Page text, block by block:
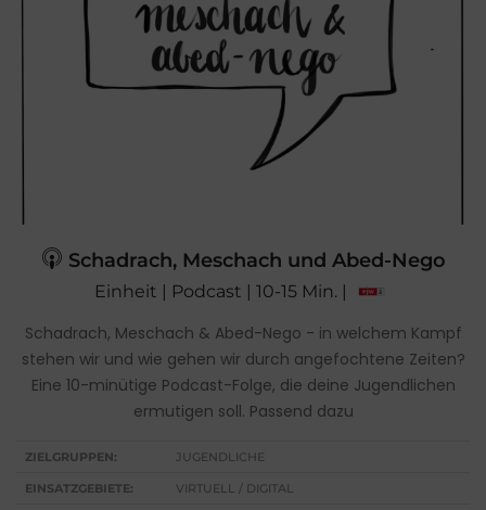
Schadrach, Meschach und Abed-Nego
Einheit | Podcast | 10-15 Min. |
Schadrach, Meschach & Abed-Nego - in welchem Kampf
stehen wir und wie gehen wir durch angefochtene Zeiten?
Eine 10-minütige Podcast-Folge, die deine Jugendlichen
ermutigen soll. Passend dazu
ZIELGRUPPEN: JUGENDLICHE
EINSATZGEBIETE: VIRTUELL / DIGITAL